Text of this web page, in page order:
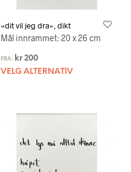
«dit vil jeg dra», dikt
Mål innrammet: 20 x 26 cm
FRA: kr200
VELG ALTERNATIV